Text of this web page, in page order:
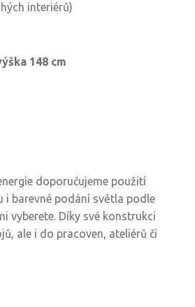
interiérů)
148 cm
doporučujeme použití
i barevné podání světla podle
vyberete. Díky své konstrukci
ale i do pracoven, ateliérů či